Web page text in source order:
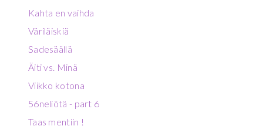
Kahta en vaihda
Väriläiskiä
Sadesäällä
Äiti vs. Minä
Viikko kotona
56neliötä - part 6
Taas mentiin !